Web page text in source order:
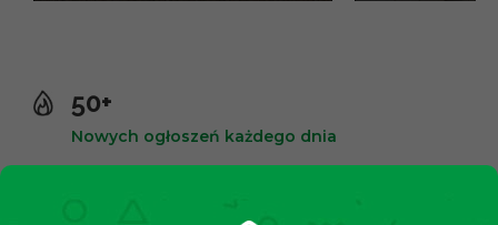
50+
Nowych ogłoszeń każdego dnia